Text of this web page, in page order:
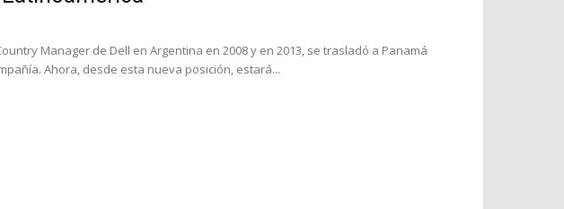
Manager de Dell en Argentina en 2008 y en 2013, se trasladó a Panamá
Ahora, desde esta nueva posición, estará...